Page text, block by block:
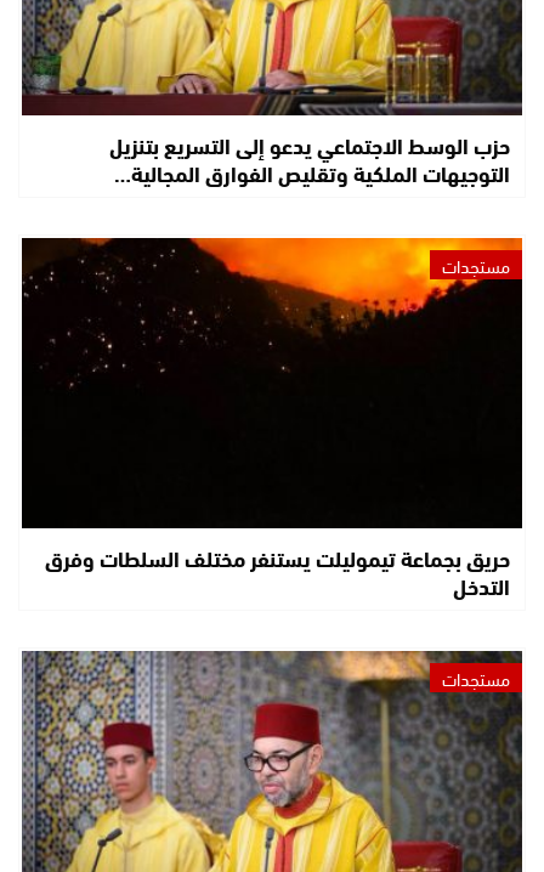
حزب الوسط الاجتماعي يدعو إلى التسريع بتنزيل
التوجيهات الملكية وتقليص الفوارق المجالية…
مستجدات
حريق بجماعة تيموليلت يستنفر مختلف السلطات وفرق
التدخل
مستجدات